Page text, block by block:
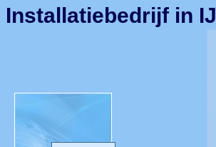
Installatiebedrijf in